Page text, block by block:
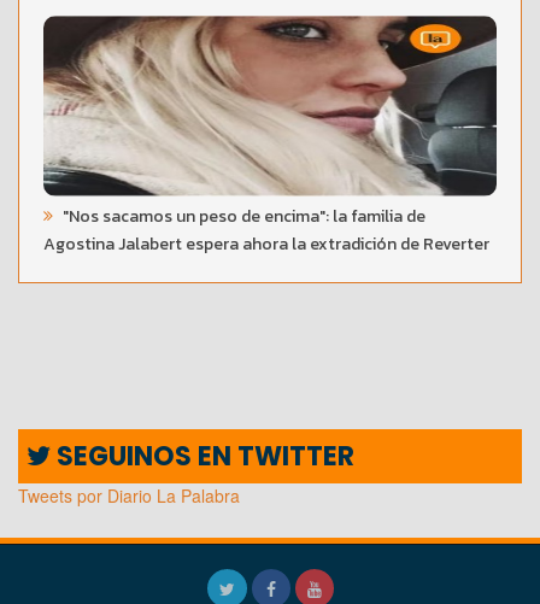
"Nos sacamos un peso de encima": la familia de
Agostina Jalabert espera ahora la extradición de Reverter
SEGUINOS EN TWITTER
Tweets por Diario La Palabra